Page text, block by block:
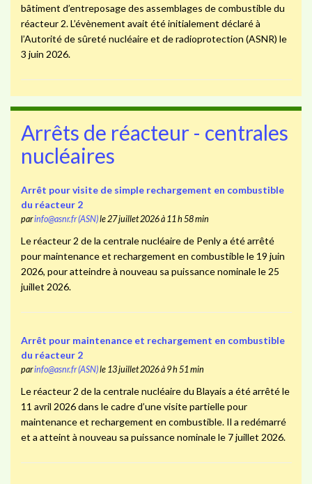
bâtiment d’entreposage des assemblages de combustible du
réacteur 2. L’évènement avait été initialement déclaré à
l’Autorité de sûreté nucléaire et de radioprotection (ASNR) le
3 juin 2026.
Arrêts de réacteur - centrales
nucléaires
Arrêt pour visite de simple rechargement en combustible
du réacteur 2
parinfo@asnr.fr (ASN)le 27 juillet 2026 à 11 h 58 min
Le réacteur 2 de la centrale nucléaire de Penly a été arrêté
pour maintenance et rechargement en combustible le 19 juin
2026, pour atteindre à nouveau sa puissance nominale le 25
juillet 2026.
Arrêt pour maintenance et rechargement en combustible
du réacteur 2
parinfo@asnr.fr (ASN)le 13 juillet 2026 à 9 h 51 min
Le réacteur 2 de la centrale nucléaire du Blayais a été arrêté le
11 avril 2026 dans le cadre d’une visite partielle pour
maintenance et rechargement en combustible. Il a redémarré
et a atteint à nouveau sa puissance nominale le 7 juillet 2026.